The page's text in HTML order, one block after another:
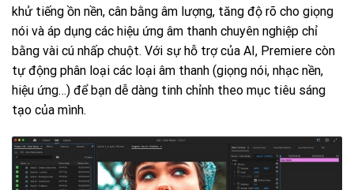
khử tiếng ồn nền, cân bằng âm lượng, tăng độ rõ cho giọng
nói và áp dụng các hiệu ứng âm thanh chuyên nghiệp chỉ
bằng vài cú nhấp chuột. Với sự hỗ trợ của AI, Premiere còn
tự động phân loại các loại âm thanh (giọng nói, nhạc nền,
hiệu ứng…) để bạn dễ dàng tinh chỉnh theo mục tiêu sáng
tạo của mình.